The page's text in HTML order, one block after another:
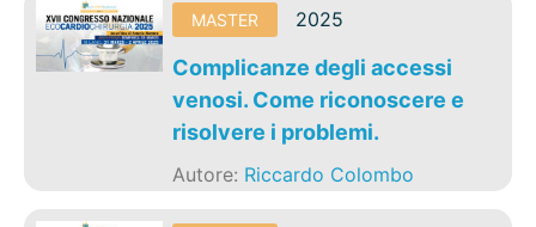
MASTER 2025
Complicanze degli accessi
venosi. Come riconoscere e
risolvere i problemi.
Autore: Riccardo Colombo